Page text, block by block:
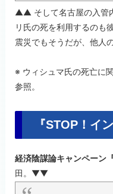
▲▲ そして名古屋の入管
リ氏の死を利用するのも
震災でもそうだが、他人
※ ウィシュマ氏の死亡に
参照。
『STOP！イ
経済陰謀論キャンペーン
田。▼▼